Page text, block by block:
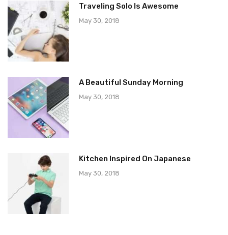
Traveling Solo Is Awesome
May 30, 2018
A Beautiful Sunday Morning
May 30, 2018
Kitchen Inspired On Japanese
May 30, 2018